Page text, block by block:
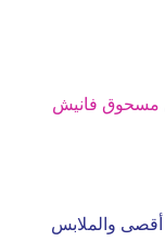
مسحوق فانيش
أقصى والملابس